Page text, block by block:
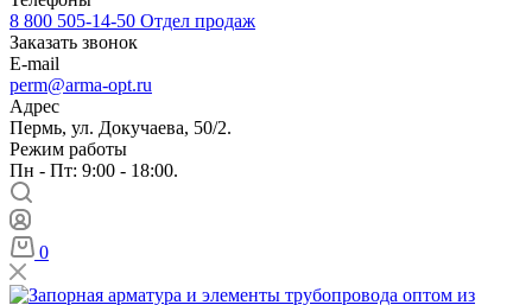
8 800 505-14-50 Отдел продаж
Заказать звонок
E-mail
perm@arma-opt.ru
Адрес
Пермь, ул. Докучаева, 50/2.
Режим работы
Пн - Пт: 9:00 - 18:00.
0